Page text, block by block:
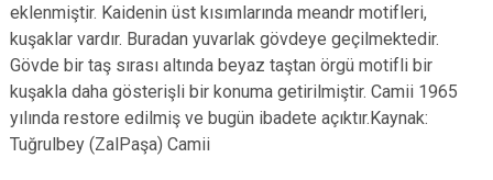
eklenmiştir. Kaidenin üst kısımlarında meandr motifleri,
kuşaklar vardır. Buradan yuvarlak gövdeye geçilmektedir.
Gövde bir taş sırası altında beyaz taştan örgü motifli bir
kuşakla daha gösterişli bir konuma getirilmiştir. Camii 1965
yılında restore edilmiş ve bugün ibadete açıktır.Kaynak:
Tuğrulbey (ZalPaşa) Camii